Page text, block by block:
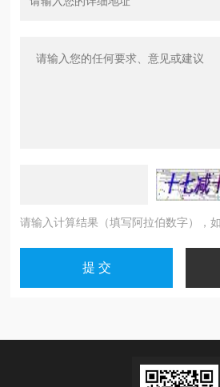
请输入计算结果（填写阿拉伯数字），